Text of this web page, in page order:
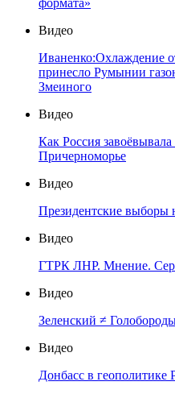
формата»
Видео
Иваненко:Охлаждение
принесло Румынии
Змеиного
Видео
Как Россия
Причерноморье
Видео
Президентские выборы
Видео
ГТРК ЛНР. Мнение.
Видео
Зеленский ≠
Видео
Донбасс в геополитике